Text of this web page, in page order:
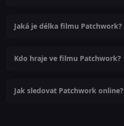
Jaká je délka filmu Patchwork?
Kdo hraje ve filmu Patchwork?
Jak sledovat Patchwork online?